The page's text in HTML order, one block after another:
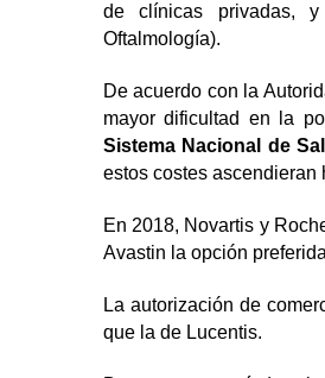
de clínicas privadas, y
Oftalmología).
De acuerdo con la
mayor dificultad en la
Sistema Nacional de
estos costes ascendieran
En 2018, Novartis y
Avastin la opción
La autorización de
que la de Lucentis.